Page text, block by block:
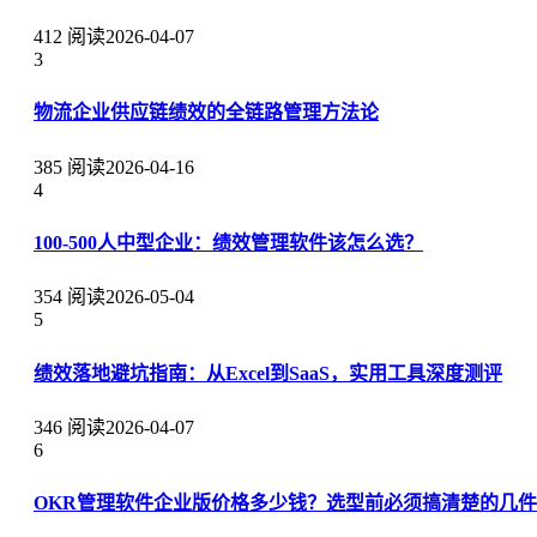
412 阅读2026-04-07
3
物流企业供应链绩效的全链路管理方法论
385 阅读2026-04-16
4
100-500人中型企业：绩效管理软件该怎么选？
354 阅读2026-05-04
5
绩效落地避坑指南：从Excel到SaaS，实用工具深度测评
346 阅读2026-04-07
6
OKR管理软件企业版价格多少钱？选型前必须搞清楚的几